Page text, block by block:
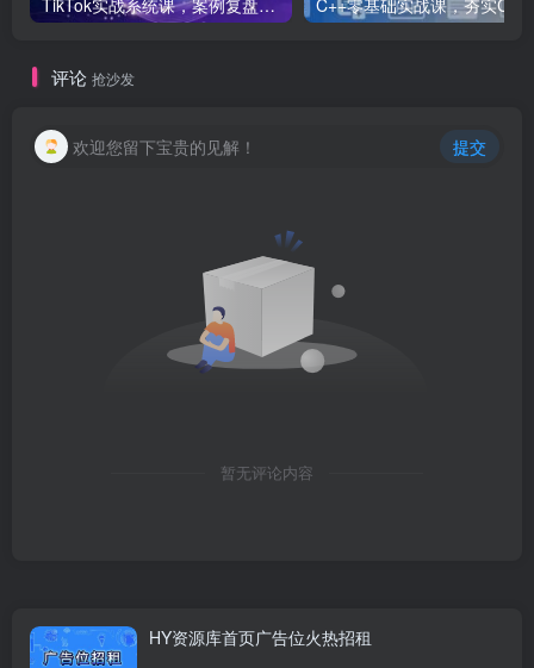
TikTok实战系统课，案例复盘、数据解析、运营执行，从0到1构建千万级电商体系（更新）
评论 抢沙发
欢迎您留下宝贵的见解！ 提交
暂无评论内容
HY资源库首页广告位火热招租